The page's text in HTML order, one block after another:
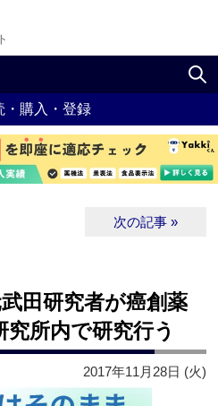
・購入・登録
次の記事 »
田研究者が癌創薬
所内で研究行う
2017年11月28日 (火)